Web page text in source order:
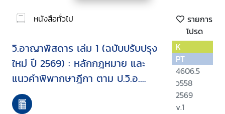
หนังสือทั่วไป
รายการ
โปรด
วิ.อาญาพิสดาร เล่ม 1 (ฉบับปรับปรุง
ใหม่ ปี 2569) : หลักกฎหมาย และ
แนวคำพิพากษาฎีกา ตาม ป.วิ.อ.
ภาค 1 และ 2 (แก้ไขเพิ่มเติมล่าสุด)
K
PT
4606.5
ว558
2569
v.1